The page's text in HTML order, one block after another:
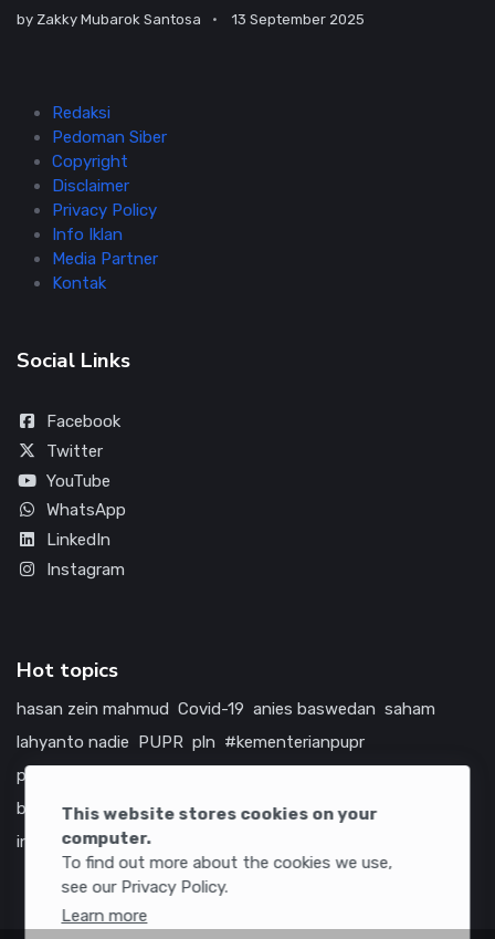
This website stores cookies on your
computer.
To find out more about the cookies we use,
see our Privacy Policy.
Learn more
by Zakky Mubarok Santosa 13 September 2025
Redaksi
Pedoman Siber
Copyright
Disclaimer
Privacy Policy
Info Iklan
Media Partner
Kontak
Social Links
Facebook
Twitter
YouTube
WhatsApp
LinkedIn
Instagram
Hot topics
hasan zein mahmud Covid-19 anies baswedan saham
lahyanto nadie PUPR pln #kementerianpupr
prabowo subianto
bumn
jasa marga jtts tol china amerika serikat
infrastruktur